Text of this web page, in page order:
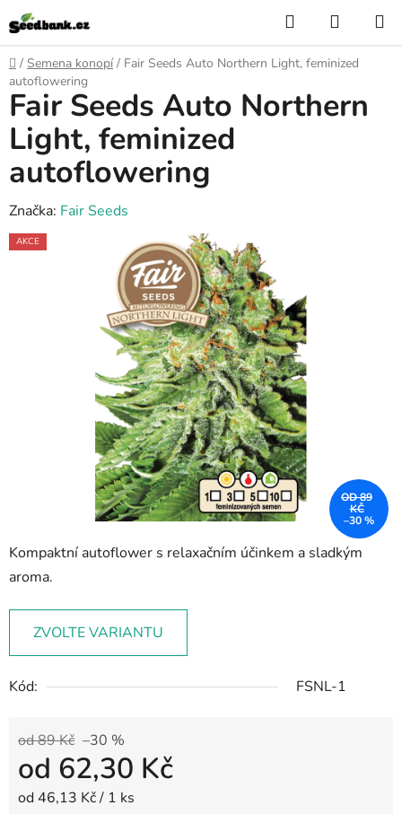
Přejít
na
obsah
Hledat
KOŠÍK
Domů
/ Semena konopí / Fair Seeds Auto Northern Light, feminized
autoflowering
Kompaktní autoflower s relaxačním účinkem a sladkým
aroma.
ZVOLTE VARIANTU
Kód: FSNL-1
od 89 Kč –30 %
od 62,30 Kč
Měrná cena:
od 46,13 Kč / 1 ks
Fair Seeds Auto Northern
Light, feminized
autoflowering
Značka: Fair Seeds
AKCE
OD 89
KČ
–30 %